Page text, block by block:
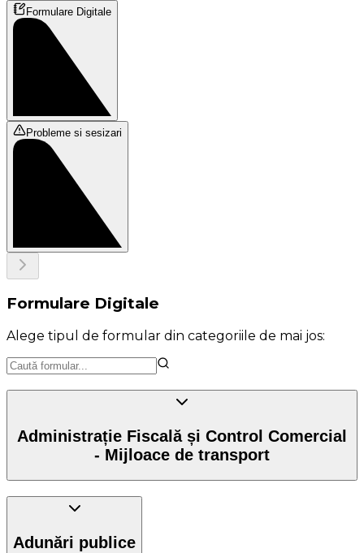
Formulare Digitale
Probleme si sesizari
Formulare Digitale
Alege tipul de formular din categoriile de mai jos:
Administrație Fiscală și Control Comercial
- Mijloace de transport
Adunări publice